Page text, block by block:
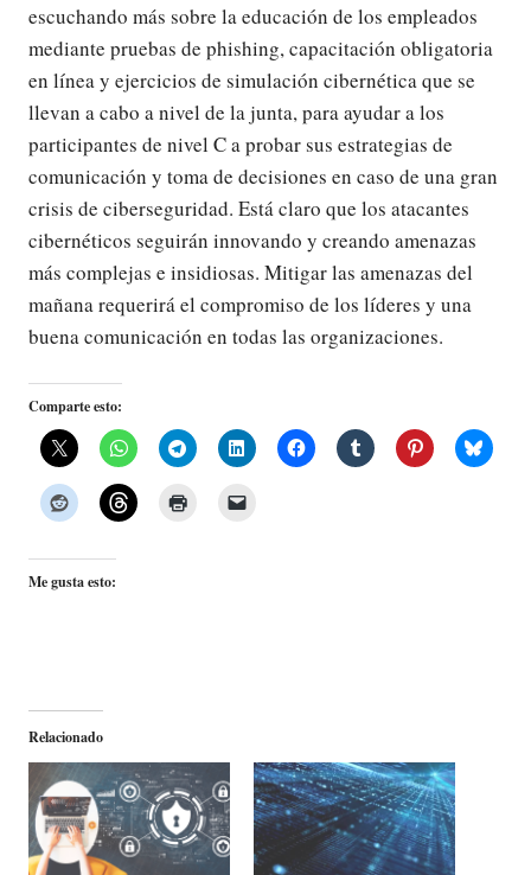
escuchando más sobre la educación de los empleados
mediante pruebas de phishing, capacitación obligatoria
en línea y ejercicios de simulación cibernética que se
llevan a cabo a nivel de la junta, para ayudar a los
participantes de nivel C a probar sus estrategias de
comunicación y toma de decisiones en caso de una gran
crisis de ciberseguridad. Está claro que los atacantes
cibernéticos seguirán innovando y creando amenazas
más complejas e insidiosas. Mitigar las amenazas del
mañana requerirá el compromiso de los líderes y una
buena comunicación en todas las organizaciones.
Comparte esto:
Me gusta esto:
Relacionado